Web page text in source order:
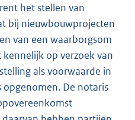
het stellen van
bij nieuwbouwprojecten
van een waarborgsom
op verzoek van
als voorwaarde in
De notaris